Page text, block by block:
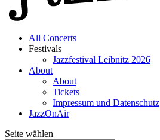
All Concerts
Festivals
Jazzfestival Leibnitz 2026
About
About
Tickets
Impressum und Datenschutz
JazzOnAir
Seite wählen